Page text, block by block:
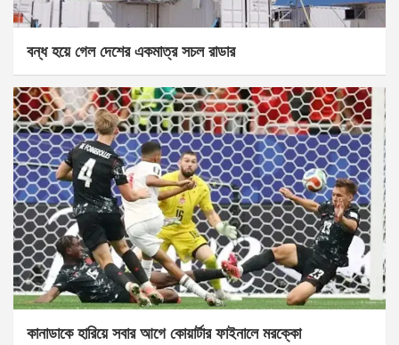
বন্ধ হয়ে গেল দেশের একমাত্র সচল রাডার
কানাডাকে হারিয়ে সবার আগে কোয়ার্টার ফাইনালে মরক্কো